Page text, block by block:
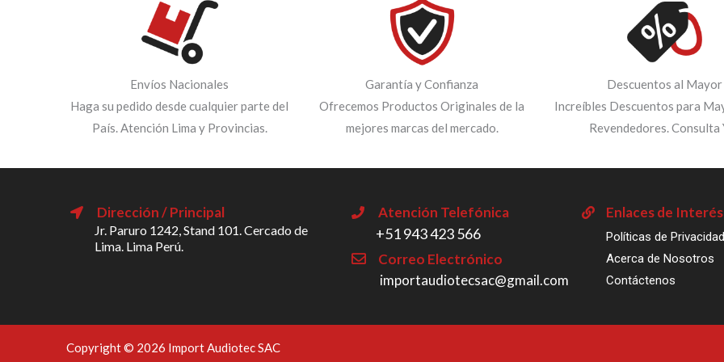
Envíos Nacionales
Haga su pedido desde cualquier parte del
País. Atención Lima y Provincias.
Garantía y Confianza
Ofrecemos Productos Originales de la
mejores marcas del mercado.
Descuentos al Mayor
Increíbles Descuentos para
Revendedores. Consulta
Dirección / Principal
Jr. Paruro 1242, Stand 101. Cercado de
Lima. Lima Perú.
Atención Telefónica
‎+51 943 423 566
Correo Electrónico
importaudiotecsac@gmail.com
Enlaces de Interés
Políticas de Privacidad
Acerca de Nosotros
Contáctenos
Copyright © 2026 Import Audiotec SAC